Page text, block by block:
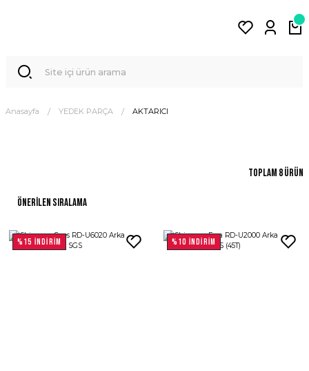
Anasayfa YEDEK PARÇA AKTARICI
Toplam 8 ürün
%15 İNDİRİM %10 İNDİRİM